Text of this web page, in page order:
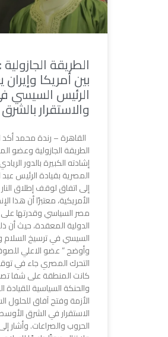
الطريقة
بين أمريكا
الرئيس السيسي
والاستقرار
القاهرة – رندة محمد أكد
الطريقة الجازولية وعضو
إشادته الكبيرة بالدور
المصرية بقيادة الرئيس
إلى اتفاق لوقف إطلاق النار
الأمريكية، معتبرًا أن هذا
مصر السياسي وقدرتها على
الدولية المعقدة، حيث
السيسي في ترسيخ السلام
وأوضح ” عضو الاعلي
التحرك المصري جاء في
كانت المنطقة على شفا
والحنكة السياسية
الأزمة وفتح آفاق للحلول
الاستقرار في الشرق
الحروب والصراعات. وأشار